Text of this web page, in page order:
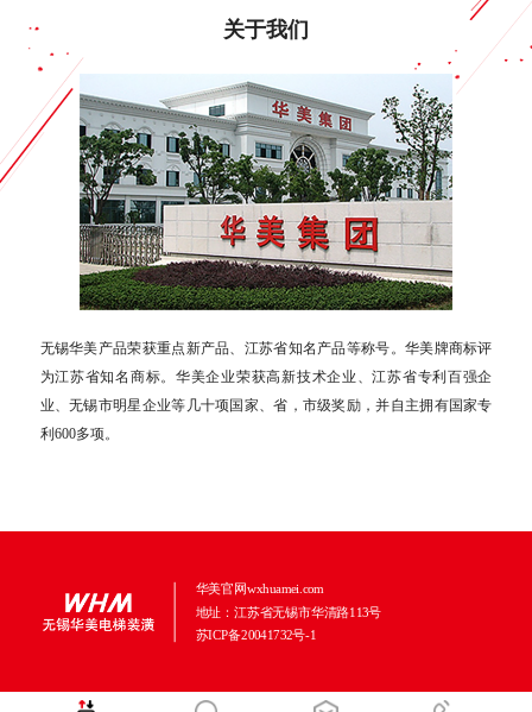
关于我们
无锡华美产品荣获重点新产品、江苏省知名产品等称号。华美牌商标评
为江苏省知名商标。华美企业荣获高新技术企业、江苏省专利百强企
业、无锡市明星企业等几十项国家、省，市级奖励，并自主拥有国家专
利600多项。
华美官网wxhuamei.com
地址：江苏省无锡市华清路113号
苏ICP备20041732号-1